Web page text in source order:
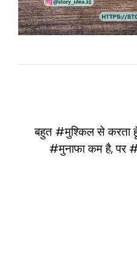
बहुत #मुश्किल से करता हूँ,
#मुनाफा कम है, पर